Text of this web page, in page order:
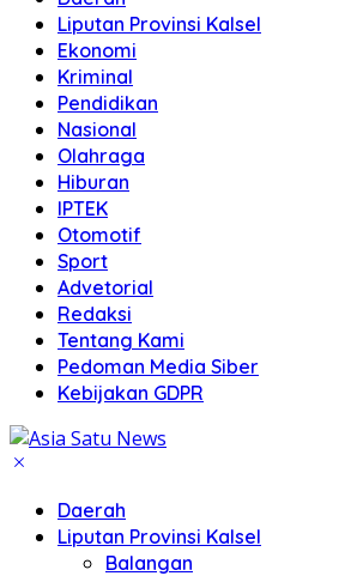
Liputan Provinsi Kalsel
Ekonomi
Kriminal
Pendidikan
Nasional
Olahraga
Hiburan
IPTEK
Otomotif
Sport
Advetorial
Redaksi
Tentang Kami
Pedoman Media Siber
Kebijakan GDPR
Daerah
Liputan Provinsi Kalsel
Balangan